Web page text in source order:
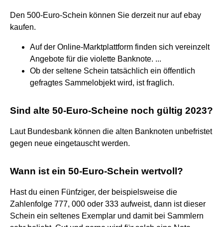
Den 500-Euro-Schein können Sie derzeit nur auf ebay
kaufen.
Auf der Online-Marktplattform finden sich vereinzelt
Angebote für die violette Banknote. ...
Ob der seltene Schein tatsächlich ein öffentlich
gefragtes Sammelobjekt wird, ist fraglich.
Sind alte 50-Euro-Scheine noch gültig 2023?
Laut Bundesbank können die alten Banknoten unbefristet
gegen neue eingetauscht werden.
Wann ist ein 50-Euro-Schein wertvoll?
Hast du einen Fünfziger, der beispielsweise die
Zahlenfolge 777, 000 oder 333 aufweist, dann ist dieser
Schein ein seltenes Exemplar und damit bei Sammlern